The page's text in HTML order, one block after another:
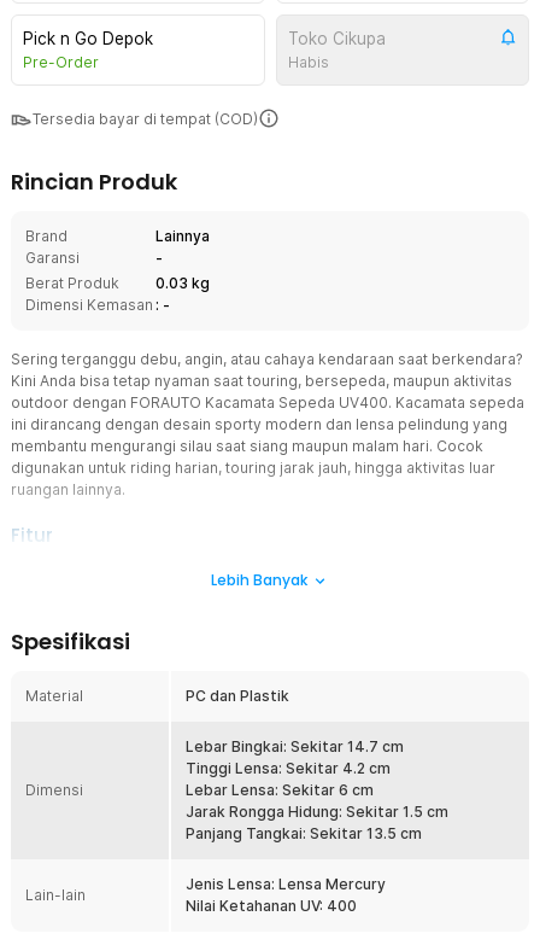
Pick n Go Depok
Pre-Order
Toko Cikupa
Habis
Tersedia bayar di tempat (COD)
Rincian Produk
Brand
Lainnya
Garansi
-
Berat Produk
0.03 kg
Dimensi Kemasan : -
Sering terganggu debu, angin, atau cahaya kendaraan saat berkendara?
Kini Anda bisa tetap nyaman saat touring, bersepeda, maupun aktivitas
outdoor dengan FORAUTO Kacamata Sepeda UV400. Kacamata sepeda
ini dirancang dengan desain sporty modern dan lensa pelindung yang
membantu mengurangi silau saat siang maupun malam hari. Cocok
digunakan untuk riding harian, touring jarak jauh, hingga aktivitas luar
ruangan lainnya.
Fitur
siang hari. Efek anti silau membuat pandangan lebih nyaman ketika
berlawanan. Sangat cocok digunakan sebagai kacamata motor
Nyaman Digunakan Siang dan Malam
Dilengkapi fitur night vision ringan yang membantu mengurangi
ketegangan mata saat berkendara malam hari. Lensa tetap nyaman
digunakan pada berbagai kondisi pencahayaan sehingga cocok
untuk touring jarak jauh. Anda bisa menggunakan cycling
sering mengganti kacamata.
Perlindungan dari Debu dan Angin
Lebih Banyak
Spesifikasi
Material PC dan Plastik
Dimensi
Lebar Bingkai: Sekitar 14.7 cm
Tinggi Lensa: Sekitar 4.2 cm
Lebar Lensa: Sekitar 6 cm
Jarak Rongga Hidung: Sekitar 1.5 cm
Panjang Tangkai: Sekitar 13.5 cm
Lain-lain
Jenis Lensa: Lensa Mercury
Nilai Ketahanan UV: 400